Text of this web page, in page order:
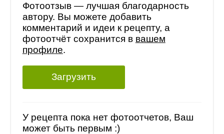
Фотоотзыв — лучшая благодарность
автору. Вы можете добавить
комментарий и идеи к рецепту, а
фотоотчёт сохранится в вашем
профиле.
Загрузить
У рецепта пока нет фотоотчетов, Ваш
может быть первым :)